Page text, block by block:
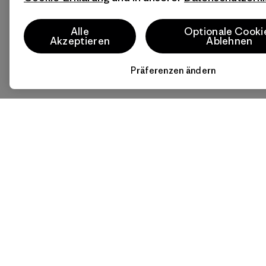
Alle
Akzeptieren
Optionale
Ablehnen
Präferenzen ändern